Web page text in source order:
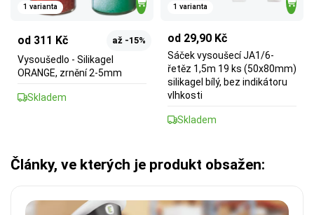
1 varianta
od 311 Kč až -15%
Vysoušedlo - Silikagel
ORANGE, zrnění 2-5mm
Skladem
1 varianta
od 29,90 Kč
Sáček vysoušecí JA1/6-
řetěz 1,5m 19 ks (50x80mm)
silikagel bílý, bez indikátoru
vlhkosti
Skladem
Články, ve kterých je produkt obsažen: